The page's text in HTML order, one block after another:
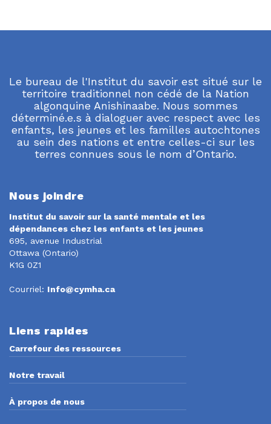
Le bureau de l'Institut du savoir est situé sur le
territoire traditionnel non cédé de la Nation
algonquine Anishinaabe. Nous sommes
déterminé.e.s à dialoguer avec respect avec les
enfants, les jeunes et les familles autochtones
au sein des nations et entre celles-ci sur les
terres connues sous le nom d’Ontario.
Nous joindre
Institut du savoir sur la santé mentale et les
dépendances chez les enfants et les jeunes
695, avenue Industrial
Ottawa (Ontario)
K1G 0Z1
Courriel: Info@cymha.ca
Liens rapides
Carrefour des ressources
Notre travail
À propos de nous